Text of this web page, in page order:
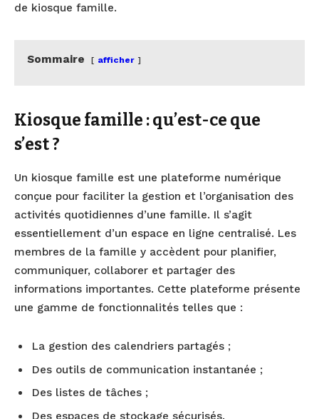
de kiosque famille.
Sommaire afficher
Kiosque famille : qu’est-ce que
s’est ?
Un kiosque famille est une plateforme numérique
conçue pour faciliter la gestion et l’organisation des
activités quotidiennes d’une famille. Il s’agit
essentiellement d’un espace en ligne centralisé. Les
membres de la famille y accèdent pour planifier,
communiquer, collaborer et partager des
informations importantes. Cette plateforme présente
une gamme de fonctionnalités telles que :
La gestion des calendriers partagés ;
Des outils de communication instantanée ;
Des listes de tâches ;
Des espaces de stockage sécurisés.